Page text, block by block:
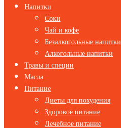
Напитки
Соки
Чай и кофе
Безалкогольные напитки
Алкогольные напитки
Травы и специи
Масла
Питание
Диеты для похудения
Здоровое питание
Лечебное питание